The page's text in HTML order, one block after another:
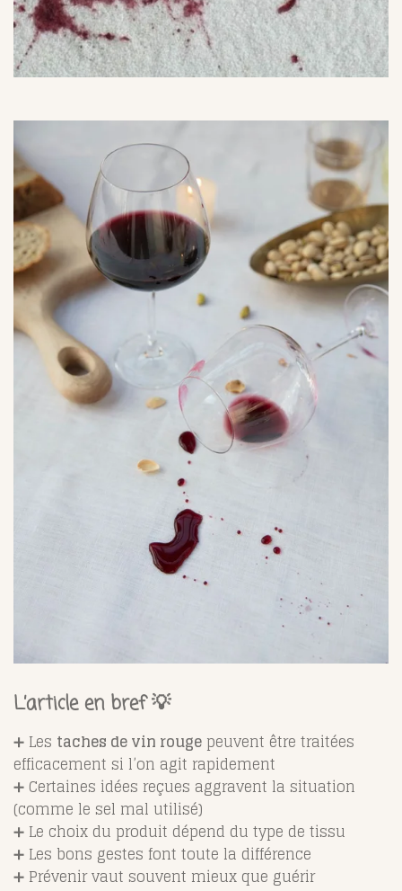
L’article en bref 💡
➕ Les taches de vin rouge peuvent être traitées
efficacement si l’on agit rapidement
➕ Certaines idées reçues aggravent la situation
(comme le sel mal utilisé)
➕ Le choix du produit dépend du type de tissu
➕ Les bons gestes font toute la différence
➕ Prévenir vaut souvent mieux que guérir